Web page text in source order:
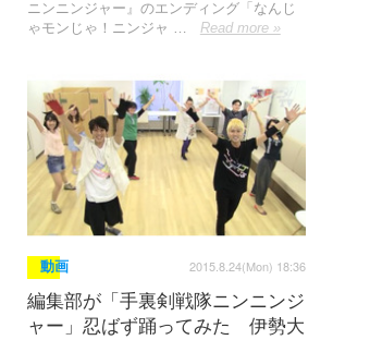
ニンニンジャー』のエンディング「なんじ
ゃモンじゃ！ニンジャ …
Read more »
動画 2015.8.24(Mon) 18:36
編集部が「手裏剣戦隊ニンニンジ
ャー」忍ばず踊ってみた 伊勢大